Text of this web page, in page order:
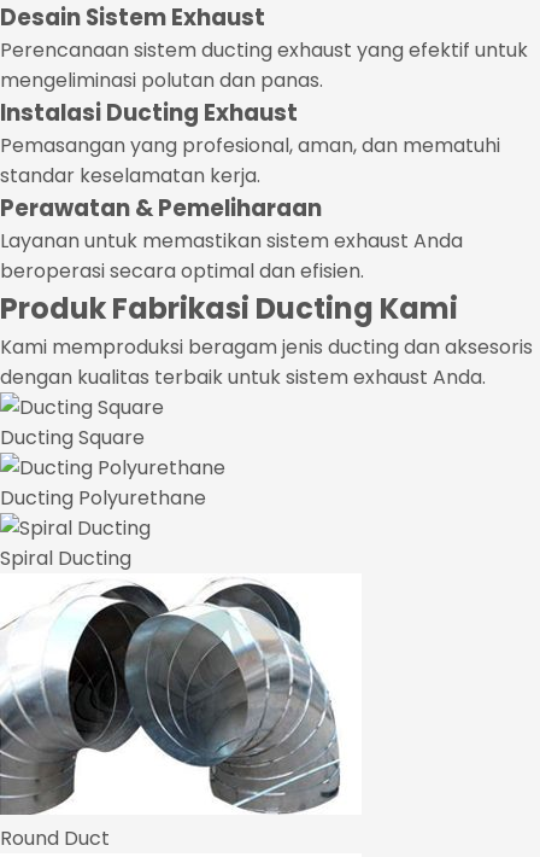
Desain Sistem Exhaust
Perencanaan sistem ducting exhaust yang efektif untuk
mengeliminasi polutan dan panas.
Instalasi Ducting Exhaust
Pemasangan yang profesional, aman, dan mematuhi
standar keselamatan kerja.
Perawatan & Pemeliharaan
Layanan untuk memastikan sistem exhaust Anda
beroperasi secara optimal dan efisien.
Produk Fabrikasi Ducting Kami
Kami memproduksi beragam jenis ducting dan aksesoris
dengan kualitas terbaik untuk sistem exhaust Anda.
Ducting Square
Ducting Polyurethane
Spiral Ducting
Round Duct